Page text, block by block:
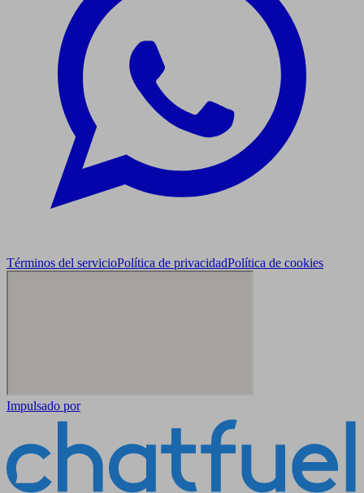
Términos del servicioPolítica de privacidadPolítica de cookies
Impulsado por